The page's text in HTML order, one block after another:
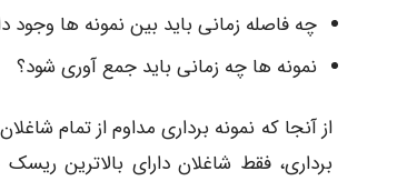
چه فاصله زمانی باید بین نمونه ها وجود
نمونه ها چه زمانی باید جمع آوری شود؟
از آنجا که نمونه برداری مداوم از تمام
برداری، فقط شاغلان دارای بالاترین